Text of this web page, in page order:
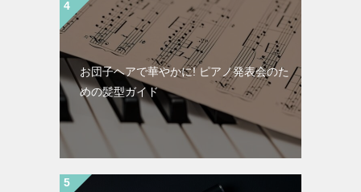
お団子ヘアで華やかに! ピアノ発表会のた
めの髪型ガイド